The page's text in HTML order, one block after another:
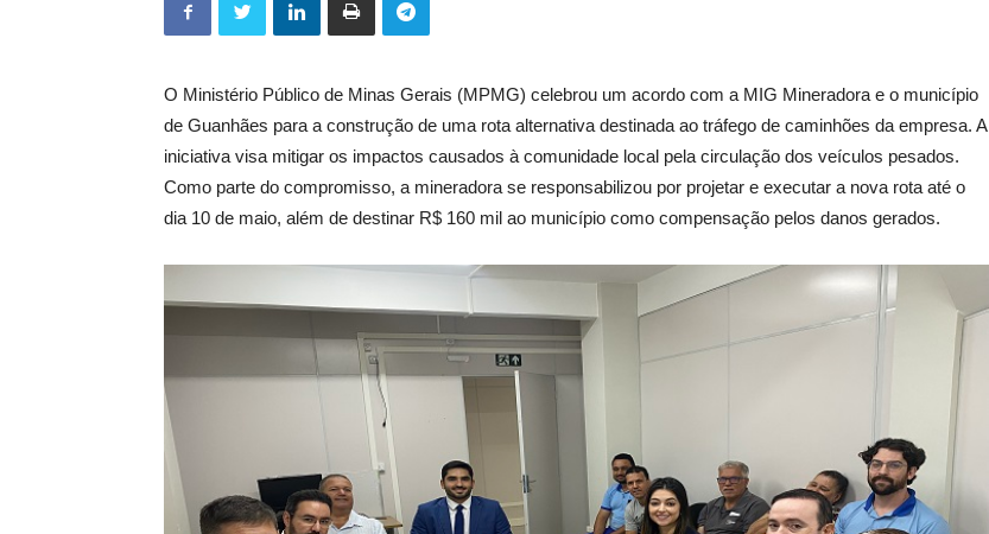
O Ministério Público de Minas Gerais (MPMG) celebrou um acordo com a MIG Mineradora e o município
de Guanhães para a construção de uma rota alternativa destinada ao tráfego de caminhões da empresa. A
iniciativa visa mitigar os impactos causados à comunidade local pela circulação dos veículos pesados.
Como parte do compromisso, a mineradora se responsabilizou por projetar e executar a nova rota até o
dia 10 de maio, além de destinar R$ 160 mil ao município como compensação pelos danos gerados.